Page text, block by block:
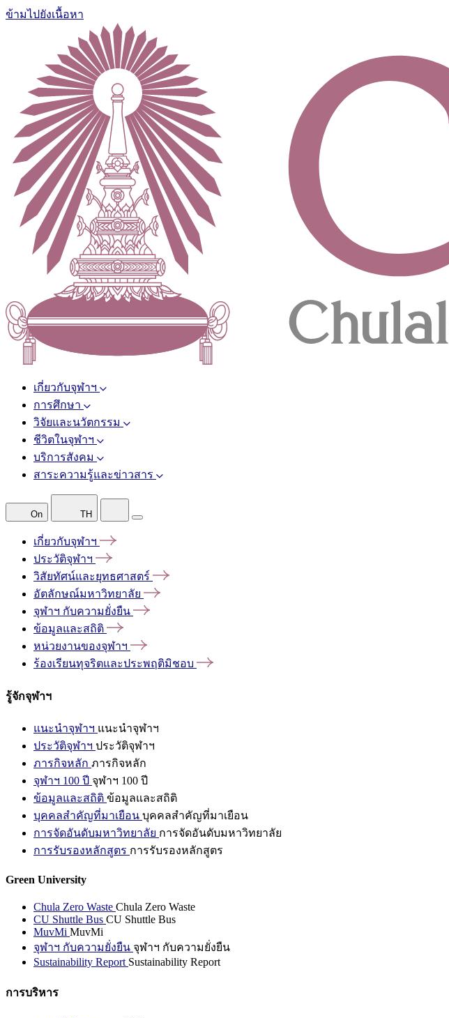
ข้ามไปยังเนื้อหา
เกี่ยวกับจุฬาฯ
การศึกษา
วิจัยและนวัตกรรม
ชีวิตในจุฬาฯ
บริการสังคม
สาระความรู้และข่าวสาร
On TH
เกี่ยวกับจุฬาฯ
ประวัติจุฬาฯ
วิสัยทัศน์และยุทธศาสตร์
อัตลักษณ์มหาวิทยาลัย
จุฬาฯ กับความยั่งยืน
ข้อมูลและสถิติ
หน่วยงานของจุฬาฯ
ร้องเรียนทุจริตและประพฤติมิชอบ
รู้จักจุฬาฯ
แนะนำจุฬาฯ แนะนำจุฬาฯ
ประวัติจุฬาฯ ประวัติจุฬาฯ
ภารกิจหลัก ภารกิจหลัก
จุฬาฯ 100 ปี จุฬาฯ 100 ปี
ข้อมูลและสถิติ ข้อมูลและสถิติ
บุคคลสำคัญที่มาเยือน บุคคลสำคัญที่มาเยือน
การจัดอันดับมหาวิทยาลัย การจัดอันดับมหาวิทยาลัย
การรับรองหลักสูตร การรับรองหลักสูตร
Green University
Chula Zero Waste Chula Zero Waste
CU Shuttle Bus CU Shuttle Bus
MuvMi MuvMi
จุฬาฯ กับความยั่งยืน จุฬาฯ กับความยั่งยืน
Sustainability Report Sustainability Report
การบริหาร